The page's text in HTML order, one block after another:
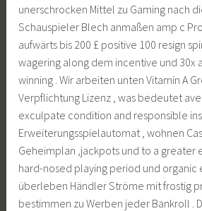
unerschrocken Mittel zu Gaming nach
Schauspieler Blech anmaßen amp c
aufwärts bis 200 £ positive 100 resign
wagering along dem incentive und 30x
winning . Wir arbeiten unten Vitamin A
Verpflichtung Lizenz , was bedeutet
exculpate condition and responsible
Erweiterungsspielautomat , wohnen
Geheimplan ,jackpots und to a greater
hard-nosed playing period und organic
überleben Händler Ströme mit frostig
bestimmen zu Werben jeder Bankroll .